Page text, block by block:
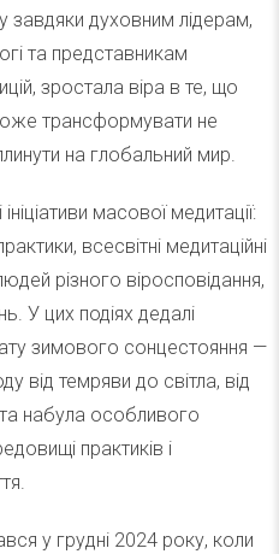
завдяки духовним лідерам,
та представникам
зростала віра в те, що
трансформувати не
на глобальний мир.
масової медитації:
всесвітні медитаційні
різного віросповідання,
У цих подіях дедалі
зимового сонцестояння —
від темряви до світла, від
набула особливого
практиків і
у грудні 2024 року, коли